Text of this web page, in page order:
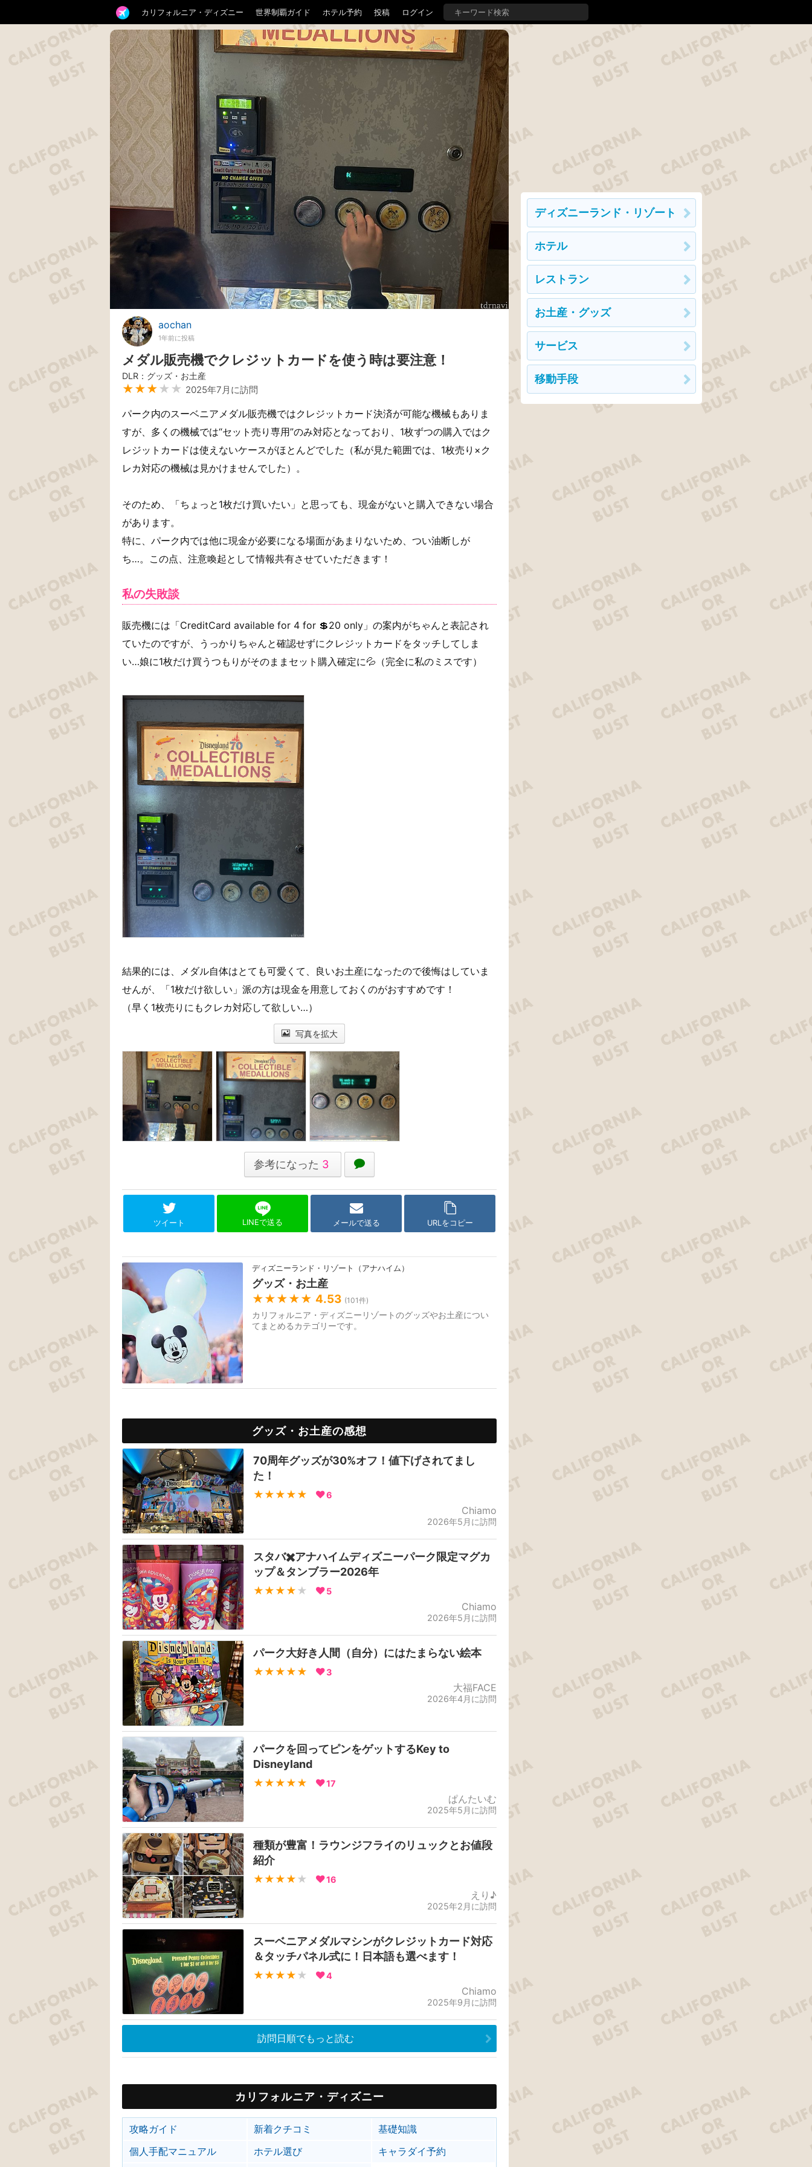
カリフォルニア・ディズニー 世界制覇ガイド ホテル予約 投稿 ログイン
aochan
1年前に投稿
メダル販売機でクレジットカードを使う時は要注意！
DLR：グッズ・お土産
★★★ ★★ 2025年7月に訪問
パーク内のスーベニアメダル販売機ではクレジットカード決済が可能な機械もありま
すが、多くの機械では“セット売り専用”のみ対応となっており、1枚ずつの購入ではク
レジットカードは使えないケースがほとんどでした（私が見た範囲では、1枚売り×ク
レカ対応の機械は見かけませんでした）。
そのため、「ちょっと1枚だけ買いたい」と思っても、現金がないと購入できない場合
があります。
特に、パーク内では他に現金が必要になる場面があまりないため、つい油断しが
ち…。この点、注意喚起として情報共有させていただきます！
私の失敗談
販売機には「CreditCard available for 4 for 💲20 only」の案内がちゃんと表記され
ていたのですが、うっかりちゃんと確認せずにクレジットカードをタッチしてしま
い…娘に1枚だけ買うつもりがそのままセット購入確定に💦（完全に私のミスです）
結果的には、メダル自体はとても可愛くて、良いお土産になったので後悔はしていま
せんが、「1枚だけ欲しい」派の方は現金を用意しておくのがおすすめです！
（早く1枚売りにもクレカ対応して欲しい…）
写真を拡大
参考になった 3
ツイート LINEで送る メールで送る URLをコピー
ディズニーランド・リゾート（アナハイム）
グッズ・お土産
★★★★★ 4.53 (101件)
カリフォルニア・ディズニーリゾートのグッズやお土産につい
てまとめるカテゴリーです。
グッズ・お土産の感想
70周年グッズが30%オフ！値下げされてまし
た！
★★★★★ 6
Chiamo
2026年5月に訪問
スタバ✖️アナハイムディズニーパーク限定マグカ
ップ＆タンブラー2026年
★★★★ ★ 5
Chiamo
2026年5月に訪問
パーク大好き人間（自分）にはたまらない絵本
★★★★★ 3
大福FACE
2026年4月に訪問
パークを回ってピンをゲットするKey to
Disneyland
★★★★★ 17
ぱんたいむ
2025年5月に訪問
種類が豊富！ラウンジフライのリュックとお値段
紹介
★★★★ ★ 16
えり♪
2025年2月に訪問
スーベニアメダルマシンがクレジットカード対応
＆タッチパネル式に！日本語も選べます！
★★★★ ★ 4
Chiamo
2025年9月に訪問
訪問日順でもっと読む
カリフォルニア・ディズニー
攻略ガイド 新着クチコミ
基礎知識
個人手配マニュアル
ホテル選び キャラダイ予約
ディズニーランド・リゾート
ホテル
レストラン
お土産・グッズ
サービス
移動手段